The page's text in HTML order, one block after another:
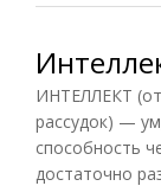
ИНТЕЛЛЕКТ
рассудок) —
способность
достаточно